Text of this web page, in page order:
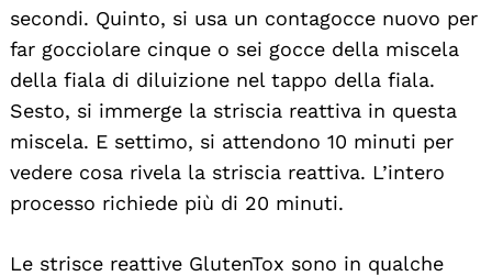
secondi. Quinto, si usa un contagocce nuovo per
far gocciolare cinque o sei gocce della miscela
della fiala di diluizione nel tappo della fiala.
Sesto, si immerge la striscia reattiva in questa
miscela. E settimo, si attendono 10 minuti per
vedere cosa rivela la striscia reattiva. L’intero
processo richiede più di 20 minuti.
Le strisce reattive GlutenTox sono in qualche